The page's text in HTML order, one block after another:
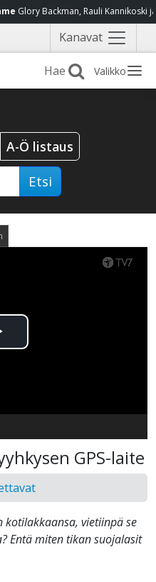
Glory Backman, Rauli Kannikoski
Kanavat Näytä
valikko
Valikko
A-Ö listaus
Etsi
GPS-laite
kotilakkaansa, vietiinpä se
Entä miten tikan suojalasit